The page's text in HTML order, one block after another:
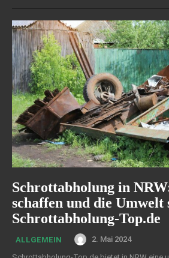
Schrottabholung in
schaffen und die Umwelt
Schrottabholung-Top.de
ALLGEMEIN
2. Mai 2024